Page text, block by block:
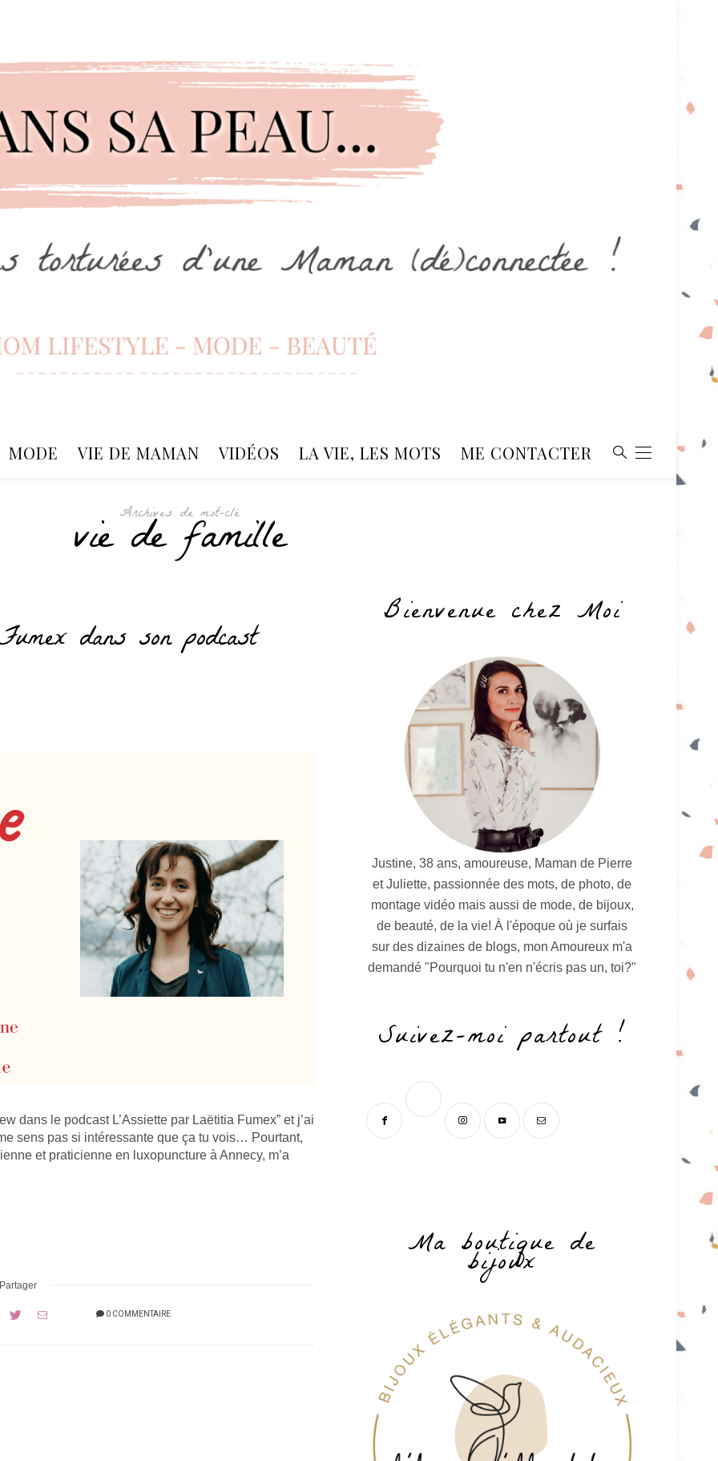
MODE VIE DE MAMAN VIDÉOS LA VIE, LES MOTS ME CONTACTER
Archives de mot-clé
vie de famille
dans son podcast
dans le podcast L’Assiette par Laëtitia Fumex” et j’ai
sens pas si intéressante que ça tu vois… Pourtant,
et praticienne en luxopuncture à Annecy, m’a
Partager
0 COMMENTAIRE
Bienvenue chez Moi
Justine, 38 ans, amoureuse, Maman de Pierre
et Juliette, passionnée des mots, de photo, de
montage vidéo mais aussi de mode, de bijoux,
de beauté, de la vie! À l'époque où je surfais
sur des dizaines de blogs, mon Amoureux m'a
demandé "Pourquoi tu n'en n'écris pas un, toi?"
Suivez-moi partout !
Ma boutique de
bijoux